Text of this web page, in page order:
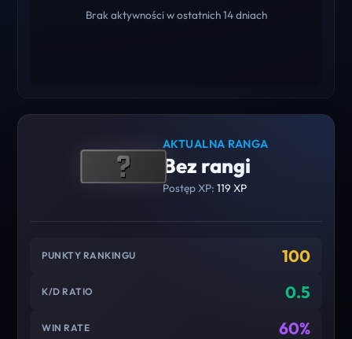
Brak aktywności w ostatnich 14 dniach
AKTUALNA RANGA
Bez rangi
Postęp XP: 119 XP
PUNKTY RANKINGU 100
K/D RATIO 0.5
WIN RATE 60%